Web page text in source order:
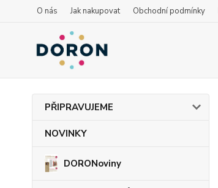
O nás Jak nakupovat Obchodní podmínky
PŘIPRAVUJEME
NOVINKY
DORONoviny